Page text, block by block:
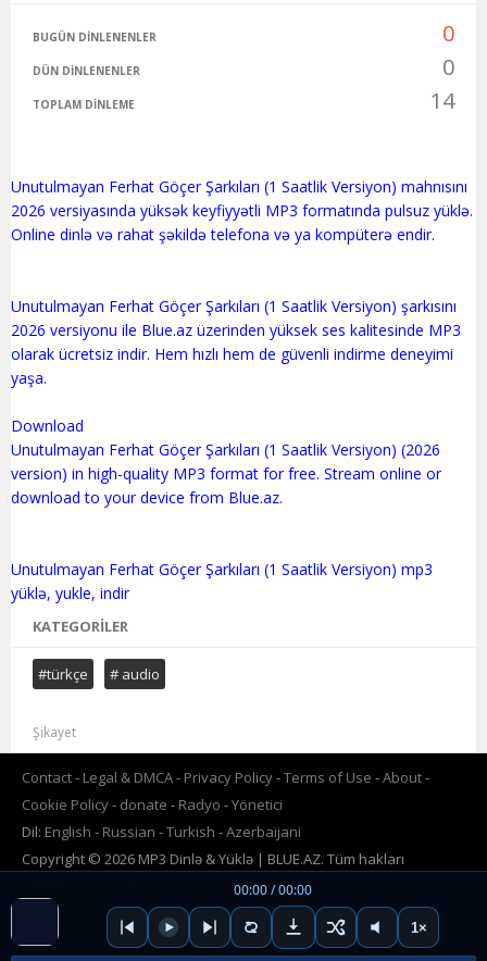
BUGÜN DINLENENLER 0
DÜN DINLENENLER 0
TOPLAM DINLEME 14
Unutulmayan Ferhat Göçer Şarkıları (1 Saatlik Versiyon) mahnısını
2026 versiyasında yüksək keyfiyyətli MP3 formatında pulsuz yüklə.
Online dinlə və rahat şəkildə telefona və ya kompüterə endir.
Unutulmayan Ferhat Göçer Şarkıları (1 Saatlik Versiyon) şarkısını
2026 versiyonu ile Blue.az üzerinden yüksek ses kalitesinde MP3
olarak ücretsiz indir. Hem hızlı hem de güvenli indirme deneyimi
yaşa.
Download
Unutulmayan Ferhat Göçer Şarkıları (1 Saatlik Versiyon) (2026
version) in high-quality MP3 format for free. Stream online or
download to your device from Blue.az.
Unutulmayan Ferhat Göçer Şarkıları (1 Saatlik Versiyon) mp3
KATEGORILER
#türkçe # audio
Şikayet
Contact Legal & DMCA Privacy Policy Terms of Use
About
Cookie Policy
donate Radyo
Yönetici
Dil: English Russian Turkish
Azerbaijani
Copyright © 2026 MP3 Dinlə & Yüklə | BLUE.AZ. Tüm hakları
www.BLUE.az00:00 / 00:00
1×